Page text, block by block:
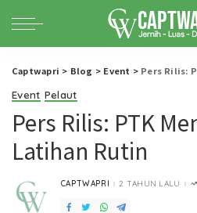
Captwapri > Blog > Event > Pers Rilis:
Event Pelaut
Pers Rilis: PTK
Latihan Rutin
POSTED
CAPTWAPRI 2 TAHUN LALU